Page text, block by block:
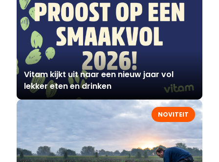
Vitam kijkt uit naar een nieuw jaar vol
lekker eten en drinken
NOVITEIT